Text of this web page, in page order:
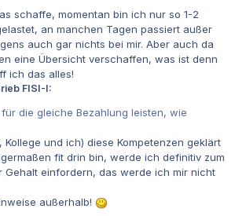
schaffe, momentan bin ich nur so 1-2
an manchen Tagen passiert außer
auch gar nichts bei mir. Aber auch da
eine Übersicht verschaffen, was ist denn
ich das alles!
FISI-I:
die gleiche Bezahlung leisten, wie
und ich) diese Kompetenzen geklärt
fit drin bin, werde ich definitiv zum
Gehalt einfordern, das werde ich mir nicht
außerhalb!